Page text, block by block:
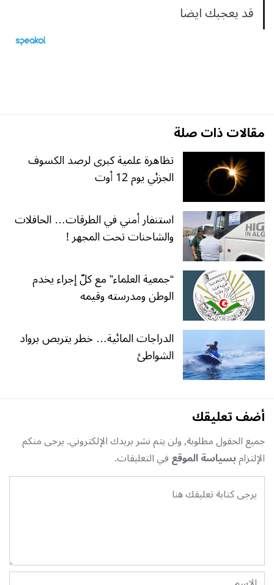
قد يعجبك ايضا
مقالات ذات صلة
تظاهرة علمية كبرى لرصد الكسوف
الجزئي يوم 12 أوت
استنفار أمني في الطرقات… الحافلات
والشاحنات تحت المجهر !
“جمعية العلماء” مع كلّ إجراء يخدم
الوطن ومدرسته وقيمه
الدراجات المائية… خطر يتربص برواد
الشواطئ
أضف تعليقك
جميع الحقول مطلوبة, ولن يتم نشر بريدك الإلكتروني. يرجى منكم
الإلتزامبسياسة الموقعفي التعليقات.